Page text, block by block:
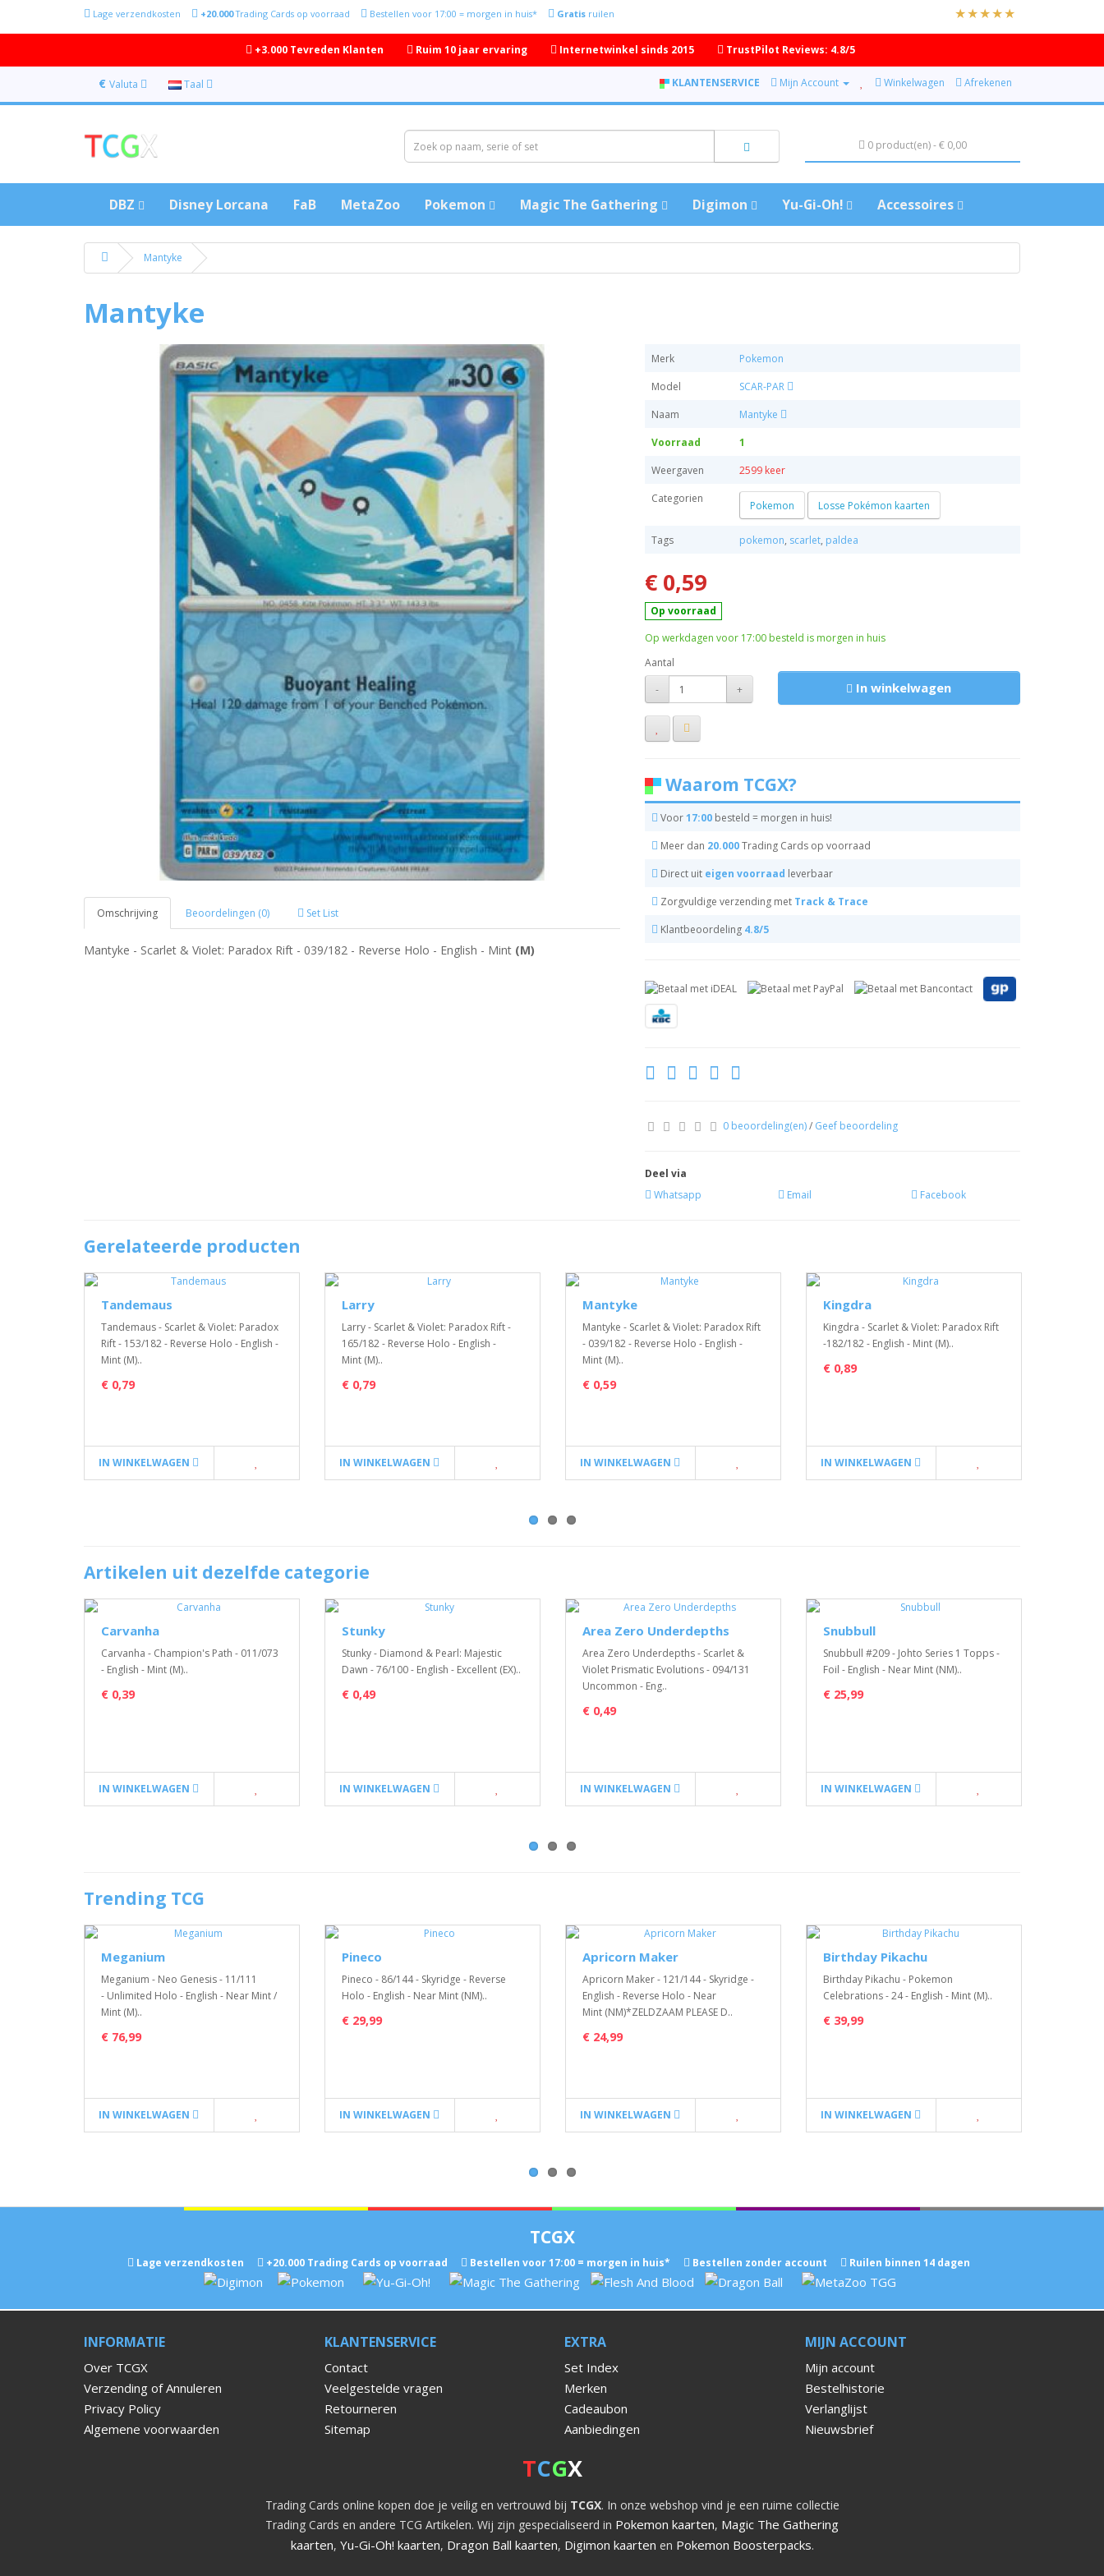
Lage verzendkosten +20.000Trading Cards op voorraad Bestellen voor 17:00 = morgen in huis* Gratis ruilen
+3.000 Tevreden Klanten Ruim 10 jaar ervaring Internetwinkel sinds 2015 TrustPilot Reviews: 4.8/5
€ Valuta Taal KLANTENSERVICE Mijn Account Winkelwagen Afrekenen
0 product(en) - € 0,00
DBZ Disney Lorcana FaB MetaZoo Pokemon Magic The Gathering Digimon Yu-Gi-Oh! Accessoires
Mantyke
Mantyke
Omschrijving Beoordelingen (0) Set List
Mantyke - Scarlet & Violet: Paradox Rift - 039/182 - Reverse Holo - English - Mint (M)
Merk
Pokemon
Model
SCAR-PAR
Naam
Mantyke
Voorraad
1
Weergaven
2599 keer
Categorien
Pokemon Losse Pokémon kaarten
Tags pokemon, scarlet, paldea
€ 0,59
Op voorraad
Op werkdagen voor 17:00 besteld is morgen in huis
Aantal
-
+ In winkelwagen
Waarom TCGX?
Voor17:00besteld = morgen in huis!
Meer dan 20.000Trading Cards op voorraad
Direct uit eigen voorraad leverbaar
Zorgvuldige verzending met Track & Trace
Klantbeoordeling 4.8/5
0 beoordeling(en)/ Geef beoordeling
Deel via
Whatsapp
Email Facebook
Gerelateerde producten
Tandemaus
Tandemaus - Scarlet & Violet: Paradox
Rift - 153/182 - Reverse Holo - English -
Mint (M)..
€ 0,79
IN WINKELWAGEN
Larry
Larry - Scarlet & Violet: Paradox Rift -
165/182 - Reverse Holo - English -
Mint (M)..
€ 0,79
IN WINKELWAGEN
Mantyke
Mantyke - Scarlet & Violet: Paradox Rift
- 039/182 - Reverse Holo - English -
Mint (M)..
€ 0,59
IN WINKELWAGEN
Kingdra
Kingdra - Scarlet & Violet: Paradox Rift
-182/182 - English - Mint (M)..
€ 0,89
IN WINKELWAGEN
Artikelen uit dezelfde categorie
Carvanha
Carvanha - Champion's Path - 011/073
- English - Mint (M)..
€ 0,39
IN WINKELWAGEN
Stunky
Stunky - Diamond & Pearl: Majestic
Dawn - 76/100 - English - Excellent (EX)..
€ 0,49
IN WINKELWAGEN
Area Zero Underdepths
Area Zero Underdepths - Scarlet &
Violet Prismatic Evolutions - 094/131
Uncommon - Eng..
€ 0,49
IN WINKELWAGEN
Snubbull
Snubbull #209 - Johto Series 1 Topps -
Foil - English - Near Mint (NM)..
€ 25,99
IN WINKELWAGEN
Trending TCG
Meganium
Meganium - Neo Genesis - 11/111
- Unlimited Holo - English - Near Mint /
Mint (M)..
€ 76,99
IN WINKELWAGEN
Pineco
Pineco - 86/144 - Skyridge - Reverse
Holo - English - Near Mint (NM)..
€ 29,99
IN WINKELWAGEN
Apricorn Maker
Apricorn Maker - 121/144 - Skyridge -
English - Reverse Holo - Near
Mint (NM)*ZELDZAAM PLEASE D..
€ 24,99
IN WINKELWAGEN
Birthday Pikachu
Birthday Pikachu - Pokemon
Celebrations - 24 - English - Mint (M)..
€ 39,99
IN WINKELWAGEN
TCGX
Lage verzendkosten +20.000 Trading Cards op voorraad Bestellen voor 17:00 = morgen in huis* Bestellen zonder account Ruilen binnen 14 dagen
INFORMATIE
Over TCGX
Verzending of Annuleren
Privacy Policy
Algemene voorwaarden
KLANTENSERVICE
Contact
Veelgestelde vragen
Retourneren
Sitemap
EXTRA
Set Index
Merken
Cadeaubon
Aanbiedingen
MIJN ACCOUNT
Mijn account
Bestelhistorie
Verlanglijst
Nieuwsbrief
TCGX
Trading Cards online kopen doe je veilig en vertrouwd bij TCGX. In onze webshop vind je een ruime collectie
Trading Cards en andere TCG Artikelen. Wij zijn gespecialiseerd in Pokemon kaarten, Magic The Gathering
kaarten, Yu-Gi-Oh! kaarten, Dragon Ball kaarten, Digimon kaarten en Pokemon Boosterpacks.